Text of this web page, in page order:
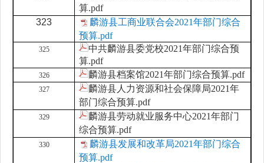
算.pdf
323
麟游县工商业联合会2021年部门综合
预算.pdf
325
中共麟游县委党校2021年部门综合预
算.pdf
326 麟游县档案馆2021年部门综合预算.pdf
327
麟游县人力资源和社会保障局2021年
部门综合预算.pdf
329
麟游县劳动就业服务中心2021年部门
综合预算.pdf
330
麟游县发展和改革局2021年部门综合
预算.pdf